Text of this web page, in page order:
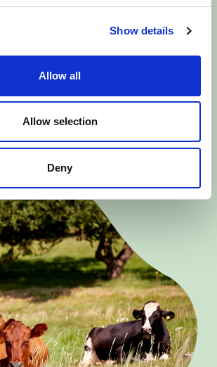
Show details
Allow all
Allow selection
Deny
for rester af pesticider.